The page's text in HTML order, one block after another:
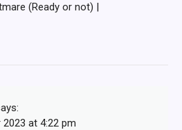
(Ready or not) |
2023 at 4:22 pm